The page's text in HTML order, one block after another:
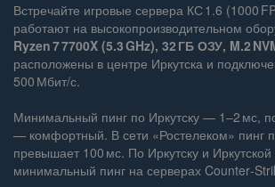
Встречайте игровые сервера КС 1.6 (1000
работают на высокопроизводительном
Ryzen 7 7700X (5.3 GHz), 32 ГБ ОЗУ, M.2
расположены в центре Иркутска и
500 Мбит/с.
Минимальный пинг по Иркутску — 1–2 мс,
— комфортный. В сети «Ростелеком» пинг
превышает 100 мс. По Иркутску и
минимальный пинг на серверах